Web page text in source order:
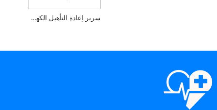
سرير إعادة التأهيل الكهربائي للتدريب